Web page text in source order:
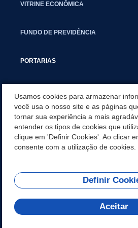
VITRINE ECONÔMICA
FUNDO DE PREVIDÊNCIA
PORTARIAS
CONCURSO/PSS/CONVOCAÇÃO
INCENTIVOS PÚBLICOS À PROJETOS
MARTINS PR
REDES SOCIAIS
Usamos cookies para armazenar
você usa o nosso site e as páginas
tornar sua experiência a mais
entender os tipos de cookies que
clique em 'Definir Cookies'. Ao clicar
consente com a utilização de cookies.
Definir
Aceitar